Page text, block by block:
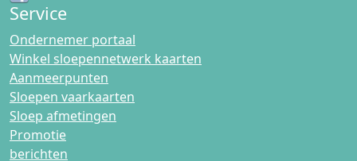
Service
Ondernemer portaal
Winkel sloepennetwerk kaarten
Aanmeerpunten
Sloepen vaarkaarten
Sloep afmetingen
Promotie
berichten